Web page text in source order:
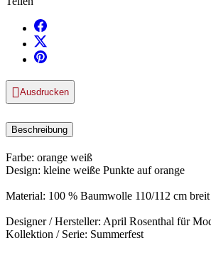
Ausdrucken
Beschreibung
Farbe: orange weiß
Design: kleine weiße Punkte auf orange
Material: 100 % Baumwolle 110/112 cm breit
Designer / Hersteller: April Rosenthal für
Kollektion / Serie: Summerfest